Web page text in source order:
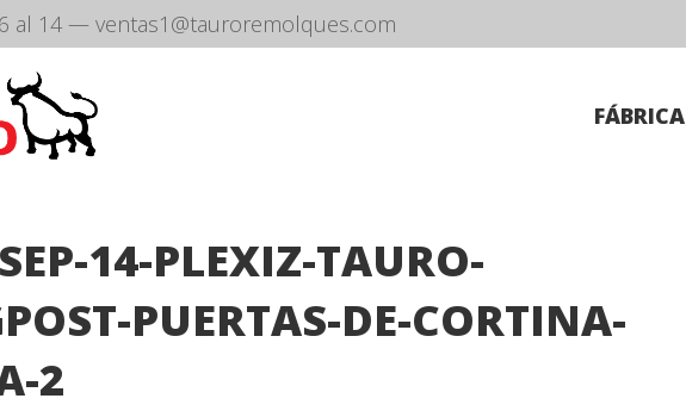
al 14 — ventas1@tauroremolques.com
FÁBRICA
14-PLEXIZ-TAURO-
PUERTAS-DE-CORTINA-
2